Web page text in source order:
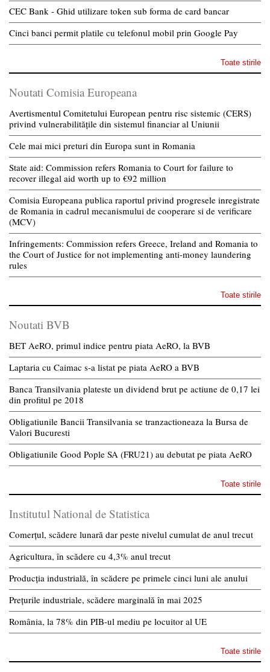
CEC Bank - Ghid utilizare token sub forma de card bancar
Cinci banci permit platile cu telefonul mobil prin Google Pay
Toate stirile
Noutati Comisia Europeana
Avertismentul Comitetului European pentru risc sistemic (CERS)
privind vulnerabilitățile din sistemul financiar al Uniunii
Cele mai mici preturi din Europa sunt in Romania
State aid: Commission refers Romania to Court for failure to
recover illegal aid worth up to €92 million
Comisia Europeana publica raportul privind progresele inregistrate
de Romania in cadrul mecanismului de cooperare si de verificare
(MCV)
Infringements: Commission refers Greece, Ireland and Romania to
the Court of Justice for not implementing anti-money laundering
rules
Toate stirile
Noutati BVB
BET AeRO, primul indice pentru piata AeRO, la BVB
Laptaria cu Caimac s-a listat pe piata AeRO a BVB
Banca Transilvania plateste un dividend brut pe actiune de 0,17 lei
din profitul pe 2018
Obligatiunile Bancii Transilvania se tranzactioneaza la Bursa de
Valori Bucuresti
Obligatiunile Good Pople SA (FRU21) au debutat pe piata AeRO
Toate stirile
Institutul National de Statistica
Comerțul, scădere lunară dar peste nivelul cumulat de anul trecut
Agricultura, în scădere cu 4,3% anul trecut
Producția industrială, în scădere pe primele cinci luni ale anului
Prețurile industriale, scădere marginală în mai 2025
România, la 78% din PIB-ul mediu pe locuitor al UE
Toate stirile